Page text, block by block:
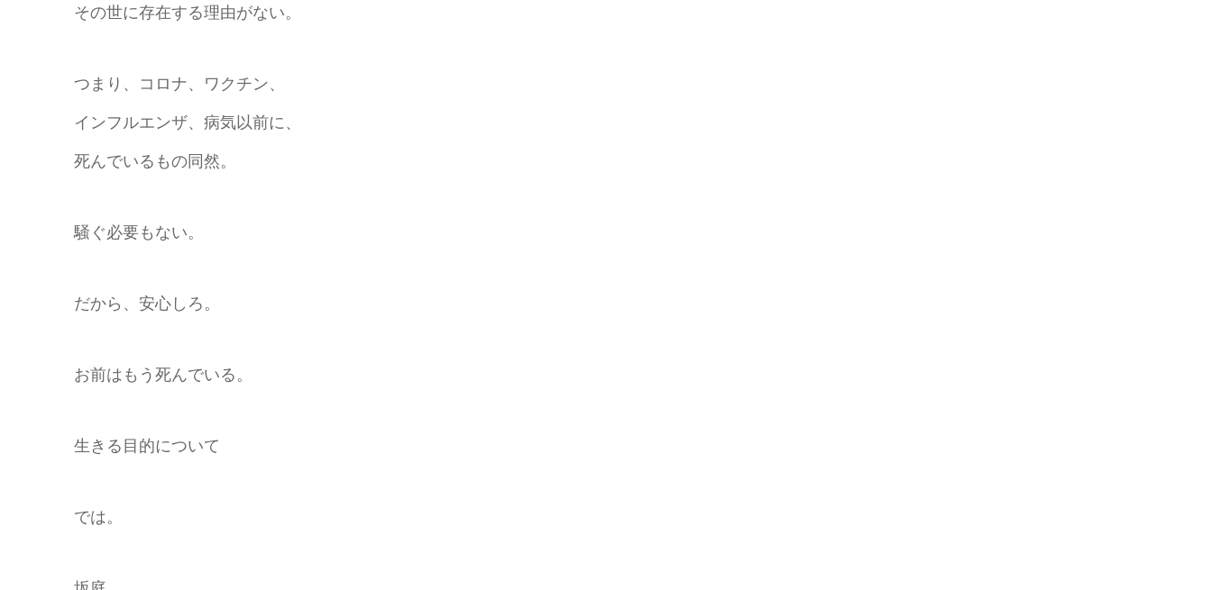
その世に存在する理由がない。
つまり、コロナ、ワクチン、
インフルエンザ、病気以前に、
死んでいるもの同然。
騒ぐ必要もない。
だから、安心しろ。
お前はもう死んでいる。
生きる目的について
では。